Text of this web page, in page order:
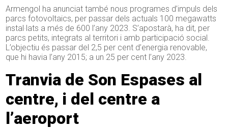
Armengol ha anunciat també nous programes d’impuls dels
parcs fotovoltaics, per passar dels actuals 100 megawatts
instal·lats a més de 600 l’any 2023. S’apostarà, ha dit, per
parcs petits, integrats al territori i amb participació social.
L’objectiu és passar del 2,5 per cent d’energia renovable,
que hi havia l’any 2015; a un 25 per cent l’any 2023.
Tranvia de Son Espases al
centre, i del centre a
l’aeroport